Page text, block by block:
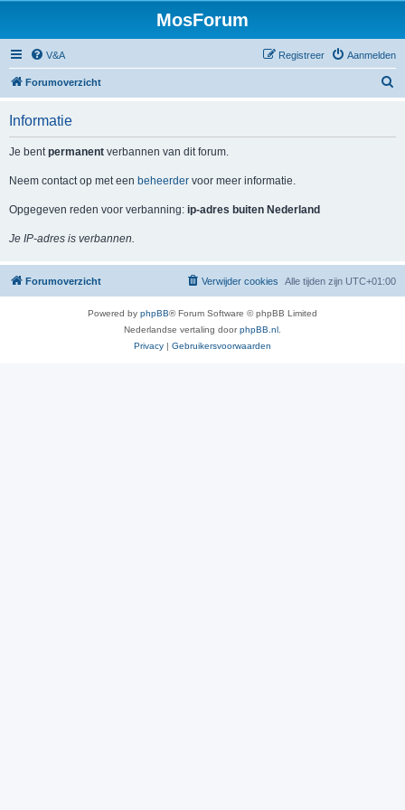
MosForum
V&A Aanmelden
Registreer
Forumoverzicht
Informatie
Je bentpermanent verbannen van dit forum.
Neem contact op met een beheerder voor meer informatie.
Opgegeven reden voor verbanning: ip-adres buiten Nederland
Je IP-adres is verbannen.
Forumoverzicht Alle tijden zijn UTC+01:00
Verwijder cookies
Powered by phpBB® Forum Software © phpBB Limited
Nederlandse vertaling doorphpBB.nl
Privacy | Gebruikersvoorwaarden